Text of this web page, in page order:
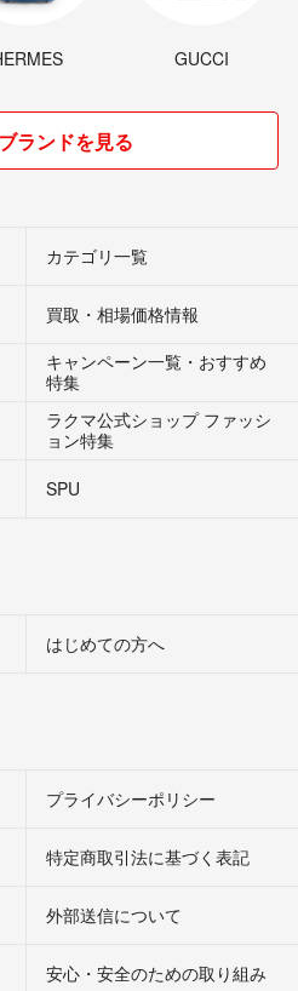
GUCCI
ランドを見る
カテゴリ一覧
買取・相場価格情報
キャンペーン一覧・おすすめ
特集
ラクマ公式ショップ ファッシ
ョン特集
SPU
はじめての方へ
プライバシーポリシー
特定商取引法に基づく表記
外部送信について
安心・安全のための取り組み